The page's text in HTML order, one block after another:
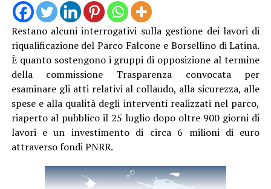
Matilde Celentano – è un impegno strategico per la
nostra amministrazione, perché significa proteggere il
territorio e l’ambiente, risorse fondamentale per lo
sviluppo turistico ed economico della nostra città.
L’approvazione del progetto esecutivo e l’avvio delle
procedure per l’affidamento dei lavori rappresentano
un passo concreto verso interventi attesi e necessari. La
collaborazione con il Comune di Sabaudia, con Latina
ente capofila, ci consente di affrontare il fenomeno
dell’erosione con una visione più ampia e coordinata.
Particolare attenzione è rivolta a Rio Martino, ma anche
a Foce Verde, aree di grande valore ambientale e
strategico per il nostro litorale, sulle quali intendiamo
Restano alcuni interrogativi sulla gestione dei lavori di
riqualificazione del Parco Falcone e Borsellino di Latina.
È quanto sostengono i gruppi di opposizione al termine
della commissione Trasparenza convocata per
esaminare gli atti relativi al collaudo, alla sicurezza, alle
spese e alla qualità degli interventi realizzati nel parco,
riaperto al pubblico il 25 luglio dopo oltre 900 giorni di
lavori e un investimento di circa 6 milioni di euro
attraverso fondi PNRR.